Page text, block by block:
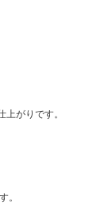
がりです。
。